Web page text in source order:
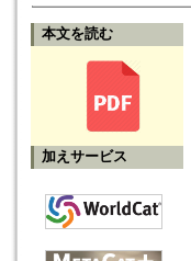
本文を読む
加えサービス